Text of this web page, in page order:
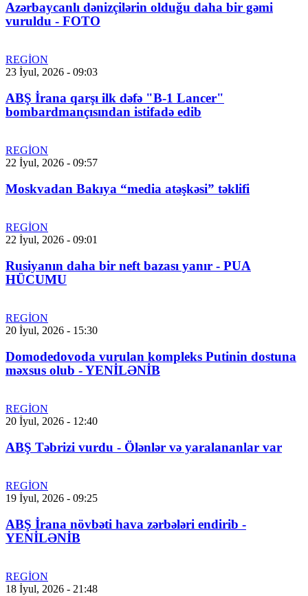
Azərbaycanlı dənizçilərin olduğu daha bir gəmi
vuruldu - FOTO
REGİON
23 İyul, 2026 - 09:03
ABŞ İrana qarşı ilk dəfə "B-1 Lancer"
bombardmançısından istifadə edib
REGİON
22 İyul, 2026 - 09:57
Moskvadan Bakıya “media atəşkəsi” təklifi
REGİON
22 İyul, 2026 - 09:01
Rusiyanın daha bir neft bazası yanır - PUA
HÜCUMU
REGİON
20 İyul, 2026 - 15:30
Domodedovoda vurulan kompleks Putinin dostuna
məxsus olub - YENİLƏNİB
REGİON
20 İyul, 2026 - 12:40
ABŞ Təbrizi vurdu - Ölənlər və yaralananlar var
REGİON
19 İyul, 2026 - 09:25
ABŞ İrana növbəti hava zərbələri endirib -
YENİLƏNİB
REGİON
18 İyul, 2026 - 21:48